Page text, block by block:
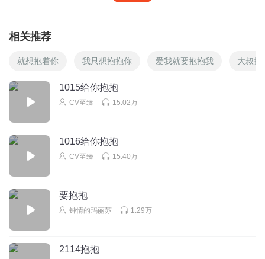
相关推荐
就想抱着你 我只想抱抱你 爱我就要抱抱我 大叔抱
1015给你抱抱
CV至臻 15.02万
1016给你抱抱
CV至臻 15.40万
要抱抱
钟情的玛丽苏 1.29万
2114抱抱